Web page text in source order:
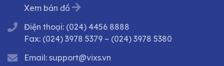
Xem bản đồ
Điện thoại: (024) 4456 8888
Fax: (024) 3978 5379 – (024) 3978 5380
Email: support@vixs.vn